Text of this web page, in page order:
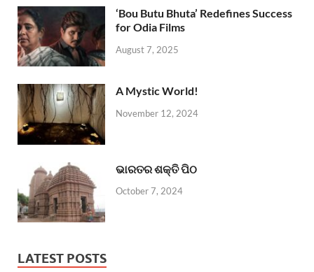
‘Bou Butu Bhuta’ Redefines Success
for Odia Films
August 7, 2025
A Mystic World!
November 12, 2024
ଭାରତର ଶକ୍ତି ପିଠ
October 7, 2024
LATEST POSTS